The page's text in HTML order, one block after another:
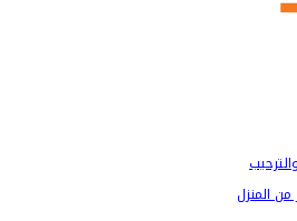
من المنزل